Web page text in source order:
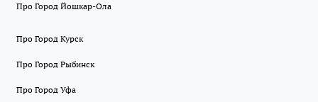
Про Город Йошкар-Ола
Про Город Курск
Про Город Рыбинск
Про Город Уфа